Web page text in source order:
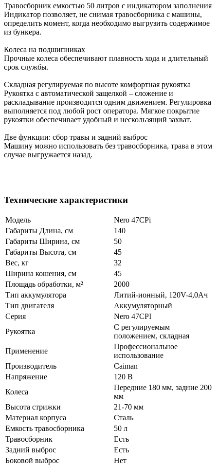
Травосборник емкостью 50 литров с индикатором заполнения
Индикатор позволяет, не снимая травосборника с машины,
определить момент, когда необходимо выгрузить содержимое
из бункера.
Колеса на подшипниках
Прочные колеса обеспечивают плавность хода и длительный
срок службы.
Складная регулируемая по высоте комфортная рукоятка
Рукоятка с автоматической защелкой – сложение и
раскладывание производится одним движением. Регулировка
выполняется под любой рост оператора. Мягкое покрытие
рукоятки обеспечивает удобный и нескользящий захват.
Две функции: сбор травы и задний выброс
Машину можно использовать без травосборника, трава в этом
случае выгружается назад.
Технические характеристики
Модель
Nero 47CPi
Габариты Длина, см
140
Габариты Ширина, см
50
Габариты Высота, см
45
Вес, кг
32
Ширина кошения, см
45
Площадь обработки, м²
2000
Тип аккумулятора
Литий-ионный, 120V-4,0Ач
Тип двигателя
Аккумуляторный
Серия
Nero 47CPI
Рукоятка
С регулируемым
положением, складная
Применение
Профессиональное
использование
Производитель
Caiman
Напряжение
120 В
Колеса
Передние 180 мм, задние 200
мм
Высота стрижки
21-70 мм
Материал корпуса
Сталь
Емкость травосборника
50 л
Травосборник
Есть
Задний выброс
Есть
Боковой выброс
Нет